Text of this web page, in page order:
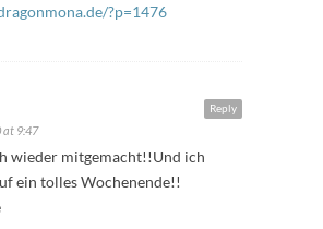
?p=1476
Reply
at 9:47
wieder mitgemacht!!Und ich
ein tolles Wochenende!!